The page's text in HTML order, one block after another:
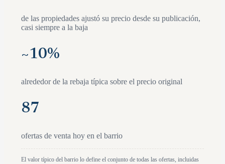
de las propiedades ajustó su precio desde su publicación,
casi siempre a la baja
~10%
alrededor de la rebaja típica sobre el precio original
87
ofertas de venta hoy en el barrio
El valor típico del barrio lo define el conjunto de todas las ofertas, incluidas